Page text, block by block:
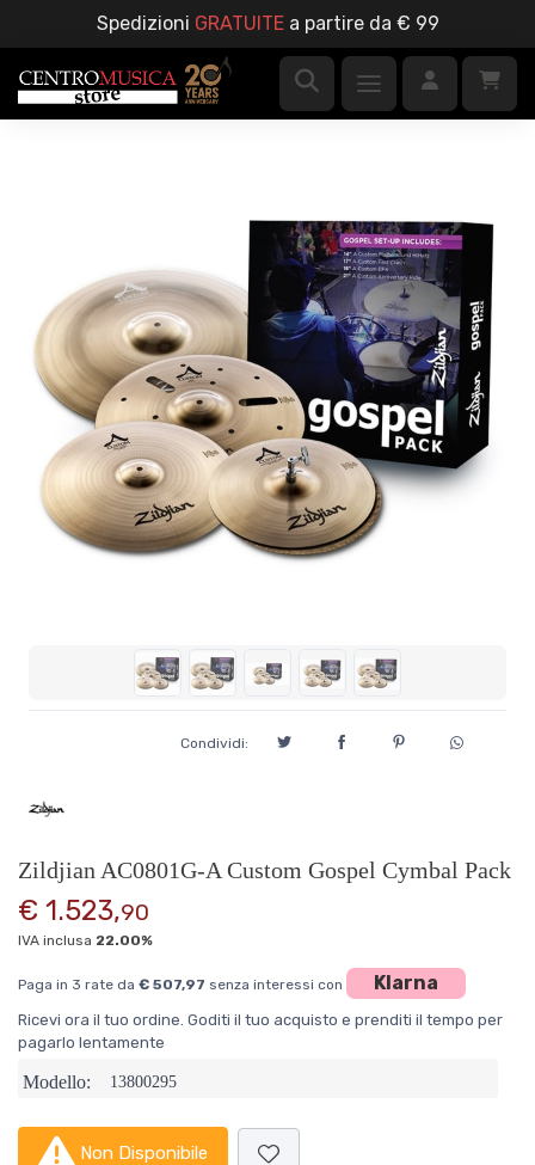
Spedizioni GRATUITEa partire da € 99
Condividi:
Zildjian AC0801G-A Custom Gospel Cymbal Pack
€ 1.523,90
IVA inclusa 22.00%
Paga in 3 rate da € 507,97 senza interessi con Klarna
Ricevi ora il tuo ordine. Goditi il tuo acquisto e prenditi il tempo per
pagarlo lentamente
Modello: 13800295
Non Disponibile